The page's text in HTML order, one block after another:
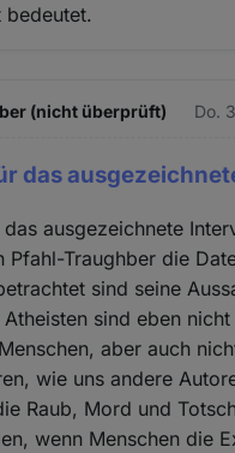
bedeutet.
(nicht überprüft) Do.
das
ausgezeichnete
Pfahl-Traughber die
sind seine
sind eben
aber auch
wie uns andere
Raub, Mord und
wenn Menschen die